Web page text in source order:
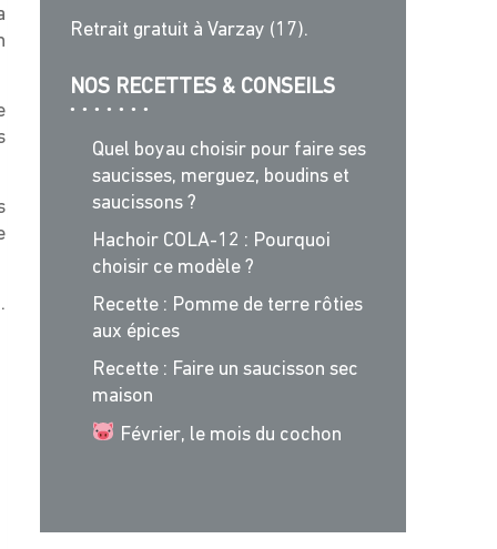
Retrait gratuit à Varzay (17).
NOS RECETTES & CONSEILS
Quel boyau choisir pour faire ses
saucisses, merguez, boudins et
saucissons ?
Hachoir COLA-12 : Pourquoi
choisir ce modèle ?
Recette : Pomme de terre rôties
aux épices
Recette : Faire un saucisson sec
maison
Février, le mois du cochon